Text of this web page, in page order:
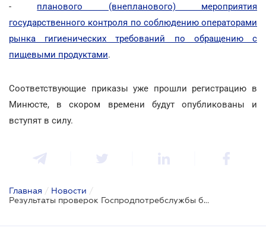
- планового (внепланового) мероприятия
государственного контроля по соблюдению операторами
рынка гигиенических требований по обращению с
пищевыми продуктами.
Соответствующие приказы уже прошли регистрацию в
Минюсте, в скором времени будут опубликованы и
вступят в силу.
Главная / Новости /
Результаты проверок Госпродпотребслужбы будут оформляться новыми актами